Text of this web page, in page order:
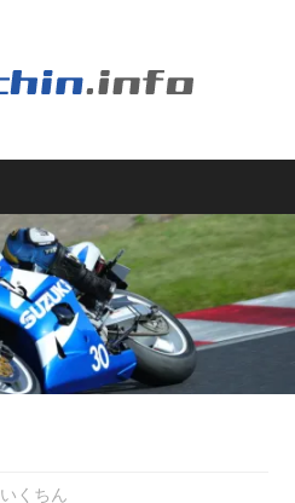
ち
ん
いくちん